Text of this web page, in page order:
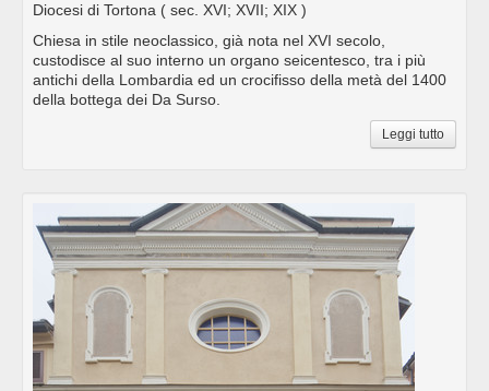
Diocesi di Tortona ( sec. XVI; XVII; XIX )
Chiesa in stile neoclassico, già nota nel XVI secolo,
custodisce al suo interno un organo seicentesco, tra i più
antichi della Lombardia ed un crocifisso della metà del 1400
della bottega dei Da Surso.
Leggi tutto